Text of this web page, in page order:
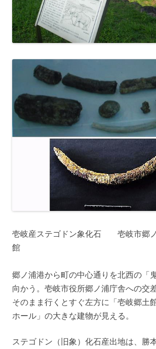
壱岐産ステゴドン象化石 壱岐市郷
館
郷ノ浦港から町の中心通りを北西の「
向かう。壱岐市役所郷ノ浦庁舎への交
そのまま行くとすぐ左方に「壱岐郷土
ホール」の大きな建物が見える。
ステゴドン（旧象）化石産出地は、勝